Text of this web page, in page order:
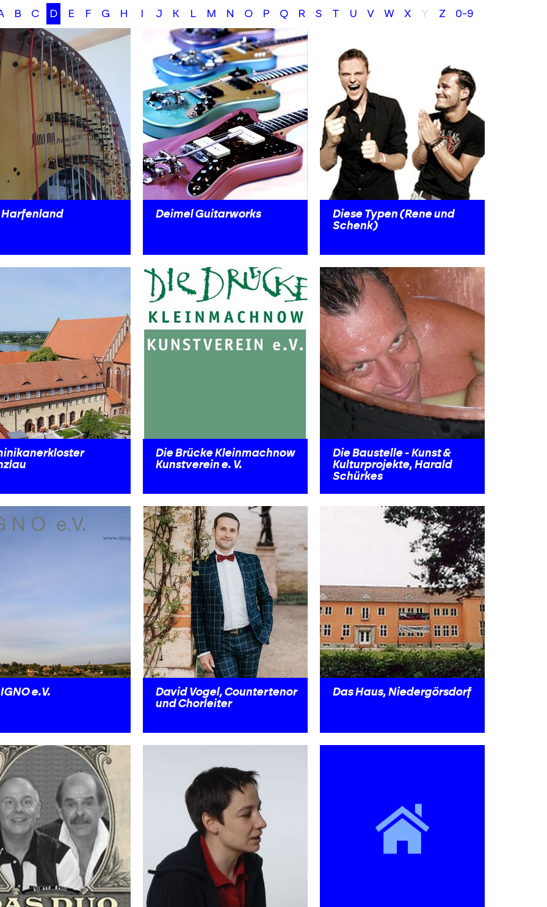
B C D E F G H J K L M N O P Q R S T U V W X Y Z 0-9
Harfenland Deimel Guitarworks
Diese Typen (Rene und
Schenk)
Die Brücke Kleinmachnow
Kunstverein e. V.
Die Baustelle - Kunst &
Kulturprojekte, Harald
Schürkes
e.V.
David Vogel, Countertenor
und Chorleiter
Das Haus, Niedergörsdorf